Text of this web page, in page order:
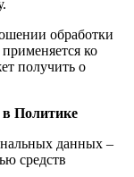
обработки
ко
получить о
Политике
данных –
средств